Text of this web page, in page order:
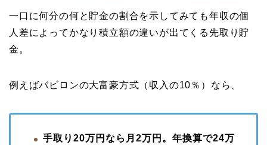
一口に何分の何と貯金の割合を示してみても年収の個
人差によってかなり積立額の違いが出てくる先取り貯
金。
例えばバビロンの大富豪方式（収入の10％）なら、
手取り20万円なら月2万円。年換算で24万